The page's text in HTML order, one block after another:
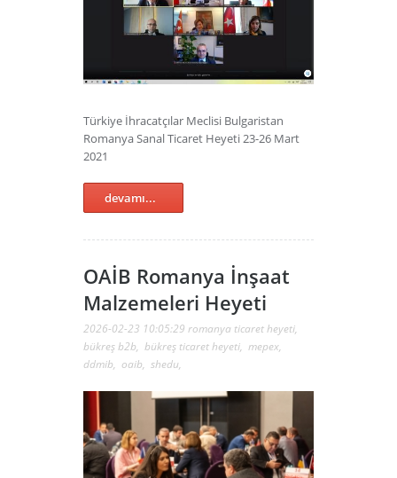
Türkiye İhracatçılar Meclisi Bulgaristan
Romanya Sanal Ticaret Heyeti 23-26 Mart
2021
devamı...
OAİB Romanya İnşaat
Malzemeleri Heyeti
2026-02-23 10:05:29 romanya ticaret heyeti,
bükreş b2b, bükreş ticaret heyeti, mepex,
ddmib, oaib, shedu,